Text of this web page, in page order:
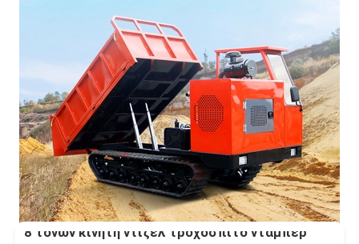
8 τόνων κινητή ντίζελ τροχόσπιτο ντάμπερ